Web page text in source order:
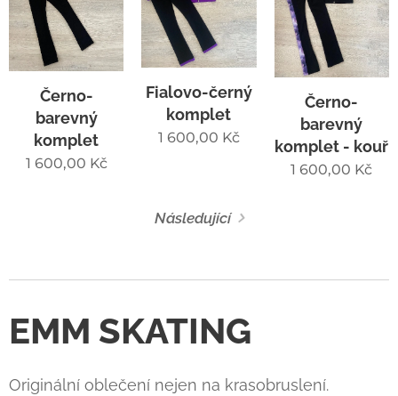
Černo-
barevný
komplet
1 600,00 Kč
Fialovo-černý
komplet
1 600,00 Kč
Černo-
barevný
komplet - kouř
1 600,00 Kč
Následující
EMM SKATING
Originální oblečení nejen na krasobruslení.